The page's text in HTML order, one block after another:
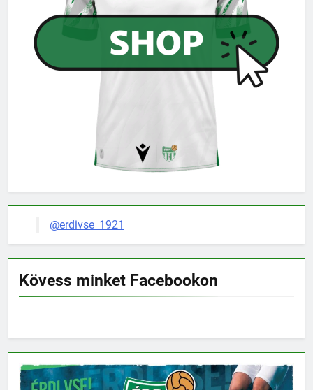
@erdivse_1921
Kövess minket Facebookon